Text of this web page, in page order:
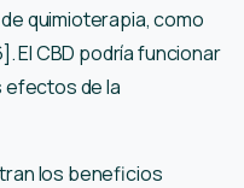
quimioterapia, como
El CBD podría funcionar
efectos de la
los beneficios